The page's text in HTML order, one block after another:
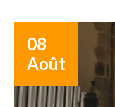
08
Août